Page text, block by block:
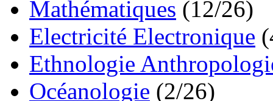
Mathématiques (12/26)
Electricité Electronique
Ethnologie
Océanologie (2/26)